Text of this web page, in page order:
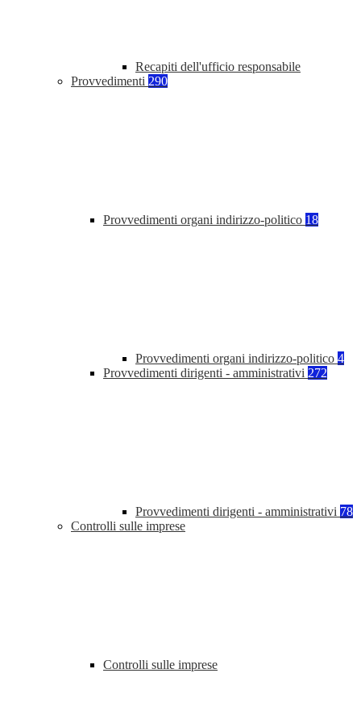
Recapiti dell'ufficio responsabile
Provvedimenti 290
Provvedimenti organi indirizzo-politico 18
Provvedimenti organi indirizzo-politico 4
Provvedimenti dirigenti - amministrativi 272
Provvedimenti dirigenti - amministrativi 78
Controlli sulle imprese
Controlli sulle imprese